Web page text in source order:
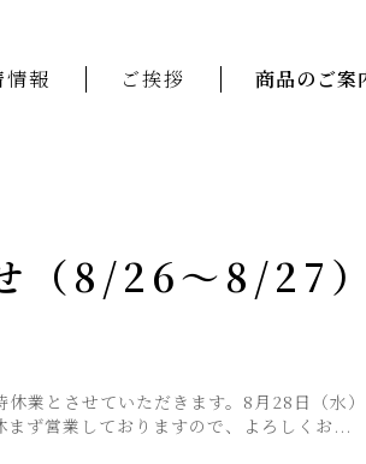
情報 ご挨拶 商品のご案
（8/26～8/27）
業とさせていただきます。8月28日（水
ず営業しておりますので、よろしくお...